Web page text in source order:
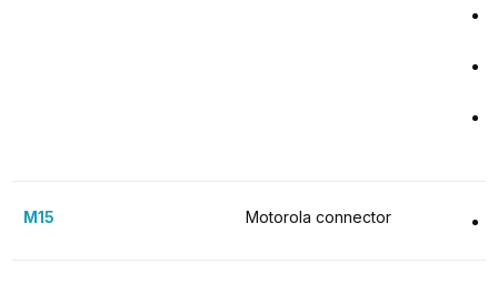
M15 Motorola connector